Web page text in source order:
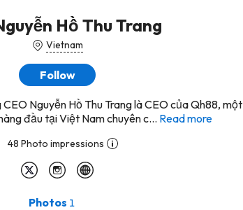
Hồ Thu Trang
Vietnam
Follow
Nguyễn Hồ Thu Trang là CEO của Qh88, một
đầu tại Việt Nam chuyên c... Read more
48 Photo impressions
Photos 1